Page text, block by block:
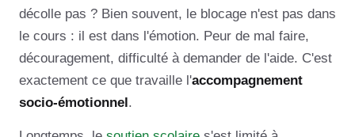
décolle pas ? Bien souvent, le blocage n'est pas dans
le cours : il est dans l'émotion. Peur de mal faire,
découragement, difficulté à demander de l'aide. C'est
exactement ce que travaille l'accompagnement
socio-émotionnel.